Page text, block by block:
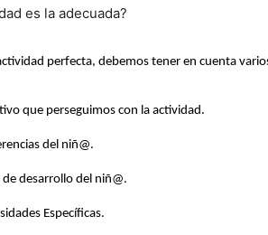
es la adecuada?
perfecta, debemos tener en cuenta
que perseguimos con la actividad.
del niñ@.
de desarrollo del niñ@.
Específicas.